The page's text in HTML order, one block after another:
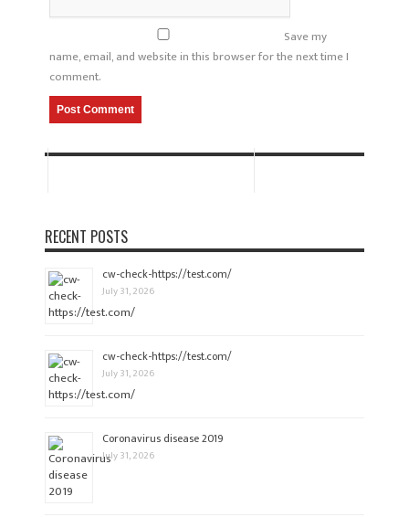
Save my
name, email, and website in this browser for the next time I
comment.
RECENT POSTS
cw-check-https://test.com/
July 31, 2026
cw-check-https://test.com/
July 31, 2026
Coronavirus disease 2019
July 31, 2026